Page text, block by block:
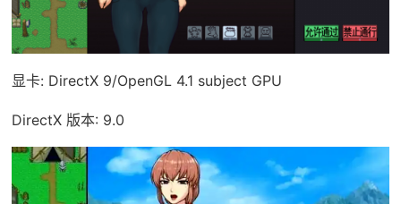
显卡: DirectX 9/OpenGL 4.1 subject GPU
DirectX 版本: 9.0